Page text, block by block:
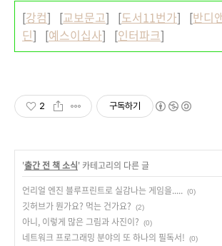
[강컴] [교보문고] [도서11번가] [반디
딘] [예스이십사] [인터파크]
2 구독하기
'출간 전 책 소식' 카테고리의 다른 글
언리얼 엔진 블루프린트로 실감나는 게임을..... (0)
깃허브가 뭔가요? 먹는 건가요? (2)
아니, 이렇게 많은 그림과 사진이? (0)
네트워크 프로그래밍 분야의 또 하나의 필독서! (0)